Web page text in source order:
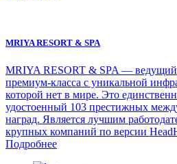
MRIYA RESORT & SPA
MRIYA RESORT & SPA —
премиум-класса с уникальной
которой нет в мире. Это
удостоенный 103 престижных
наград. Является лучшим
крупных компаний по версии
Подробнее